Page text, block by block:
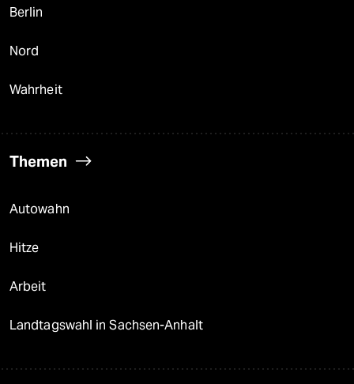
Berlin
Nord
Wahrheit
Themen
Autowahn
Hitze
Arbeit
Landtagswahl in Sachsen-Anhalt